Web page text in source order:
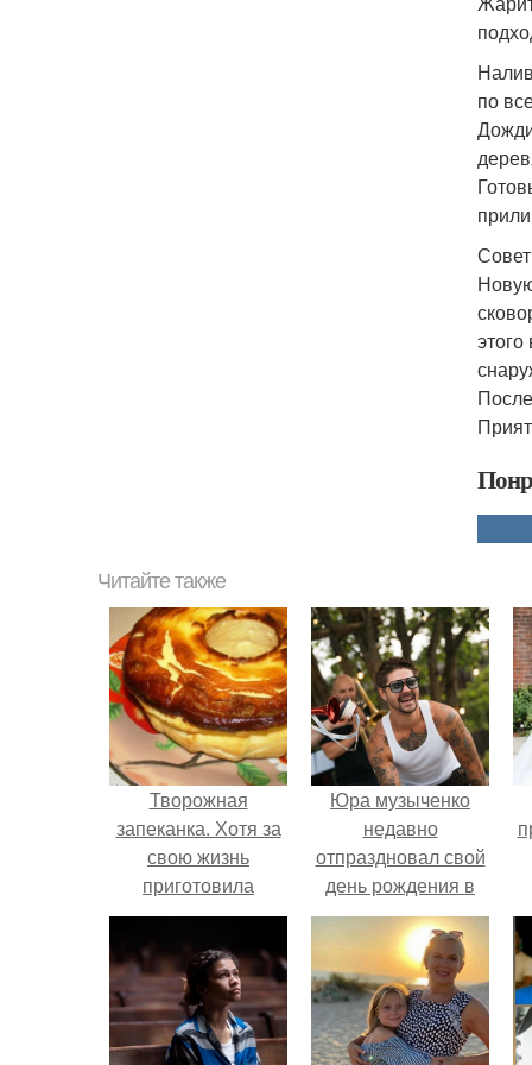
по
Читайте также
Творожная
запеканка. Хотя за
свою жизнь
приготовила
немало запеканок и
чизкейков - эта
запеканка у меня
получилась мега
вкусной.
Юра музыченко
недавно
отпраздновал свой
день рождения в
кругу самых
близких и родных
людей.